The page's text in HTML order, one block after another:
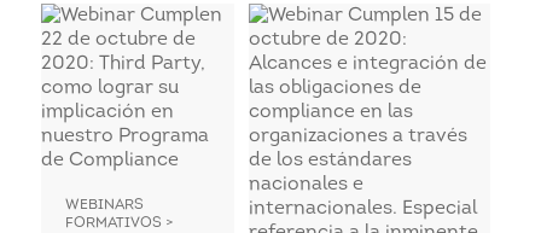
WEBINARS
FORMATIVOS >